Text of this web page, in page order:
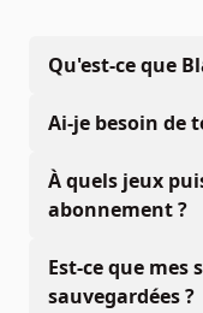
Qu'est-ce que
Ai-je besoin de
À quels jeux
abonnement ?
Est-ce que mes
sauvegardées ?